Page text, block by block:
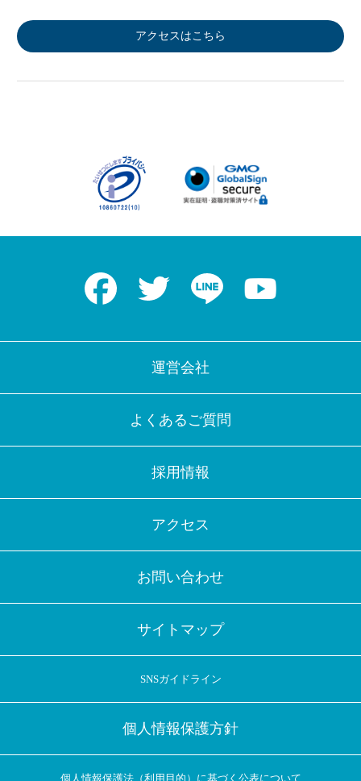
アクセスはこちら
Facebook Twitter LINE
運営会社
よくあるご質問
採用情報
アクセス
お問い合わせ
サイトマップ
SNSガイドライン
個人情報保護方針
個人情報保護法（利用目的）に基づく公表について